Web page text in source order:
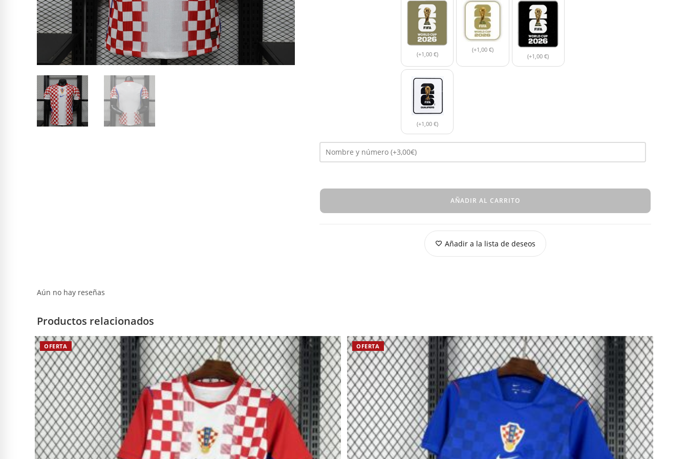
(+1,00 €)
(+1,00 €)
(+1,00 €)
(+1,00 €)
AÑADIR AL CARRITO
Añadir a la lista de deseos
Aún no hay reseñas
Productos relacionados
OFERTA OFERTA